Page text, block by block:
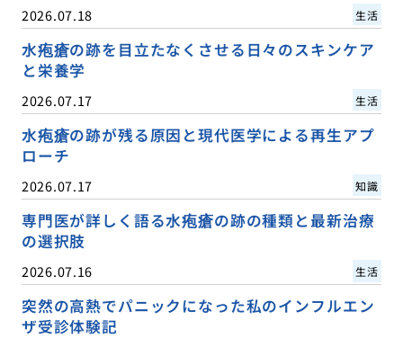
2026.07.18 生活
水疱瘡の跡を目立たなくさせる日々のスキンケア
と栄養学
2026.07.17 生活
水疱瘡の跡が残る原因と現代医学による再生アプ
ローチ
2026.07.17 知識
専門医が詳しく語る水疱瘡の跡の種類と最新治療
の選択肢
2026.07.16 生活
突然の高熱でパニックになった私のインフルエン
ザ受診体験記